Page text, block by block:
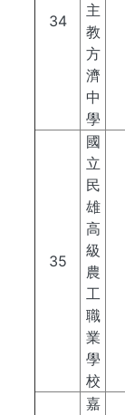
34
主
教
方
濟
中
學
35
國
立
民
雄
高
級
農
工
職
業
學
校
嘉